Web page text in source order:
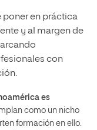
poner en práctica
y al margen de
con
es
como un nicho
formación en ello.